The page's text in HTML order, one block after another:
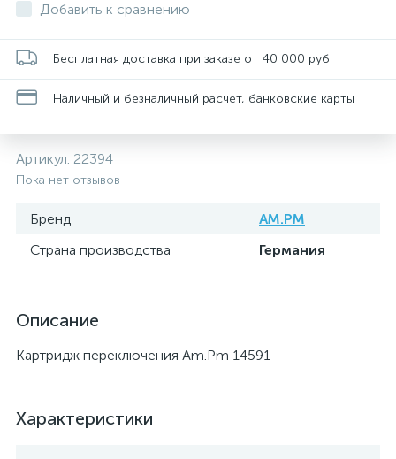
Добавить к сравнению
Бесплатная доставка при заказе от 40 000 руб.
Наличный и безналичный расчет, банковские карты
Артикул: 22394
Пока нет отзывов
Бренд
AM.PM
Страна производства
Германия
Описание
Картридж переключения Am.Pm 14591
Характеристики